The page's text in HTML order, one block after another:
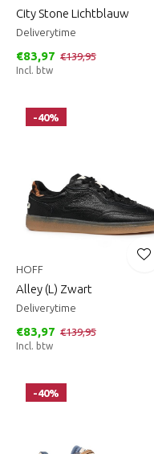
City Stone Lichtblauw
Deliverytime
€83,97 €139,95
Incl. btw
-40%
HOFF
Alley (L) Zwart
Deliverytime
€83,97 €139,95
Incl. btw
-40%